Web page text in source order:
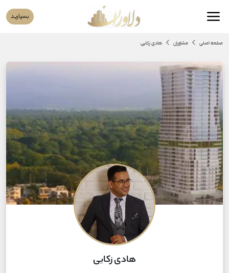
بسپارید
صفحه اصلی مشاوران هادی زکایی
هادی زکایی